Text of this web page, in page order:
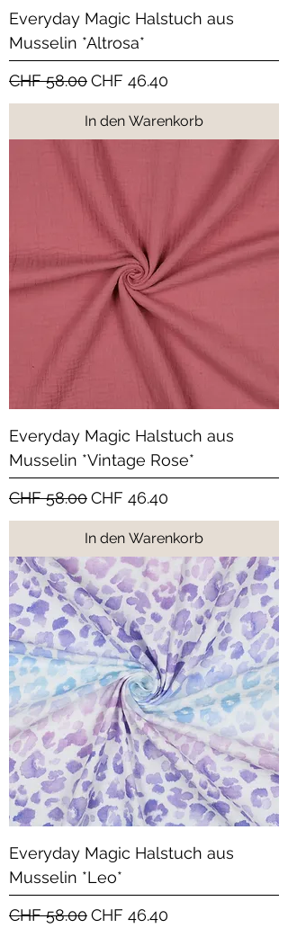
Everyday Magic Halstuch aus
Musselin *Altrosa*
Standardpreis
CHF 58.00Sale-Preis
CHF 46.40
In den Warenkorb
Everyday Magic Halstuch aus
Musselin *Vintage Rose*
Standardpreis
CHF 58.00Sale-Preis
CHF 46.40
In den Warenkorb
Everyday Magic Halstuch aus
Musselin *Leo*
Standardpreis
CHF 58.00Sale-Preis
CHF 46.40